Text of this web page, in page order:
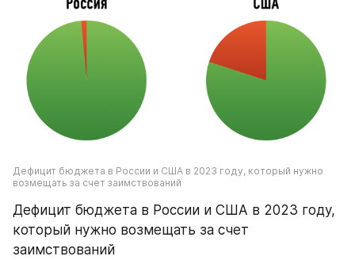
Дефицит бюджета в России и США в 2023 году, который нужно
возмещать за счет заимствований
Дефицит бюджета в России и США в 2023 году,
который нужно возмещать за счет
заимствований